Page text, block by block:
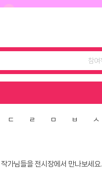
ㄷ ㄹ ㅁ ㅂ ㅅ
가님들을 전시장에서 만나보세요.